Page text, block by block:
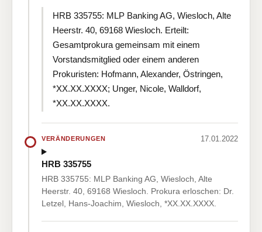
HRB 335755: MLP Banking AG, Wiesloch, Alte
Heerstr. 40, 69168 Wiesloch. Erteilt:
Gesamtprokura gemeinsam mit einem
Vorstandsmitglied oder einem anderen
Prokuristen: Hofmann, Alexander, Östringen,
*XX.XX.XXXX; Unger, Nicole, Walldorf,
*XX.XX.XXXX.
VERÄNDERUNGEN 17.01.2022
HRB 335755
HRB 335755: MLP Banking AG, Wiesloch, Alte
Heerstr. 40, 69168 Wiesloch. Prokura erloschen: Dr.
Letzel, Hans-Joachim, Wiesloch, *XX.XX.XXXX.